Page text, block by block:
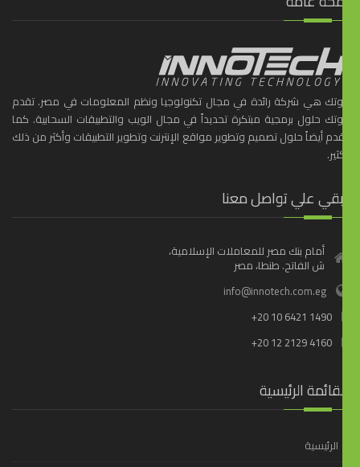
هي شركة رائدة في مجال تكنولوجيا ونظم المعلومات في مصر. تقدم
حلول برمجية مبتكرة تحديداً في مجال الويب والتطبيقات السحابية. كما
أيضاً حلول تصميم وتطوير مواقع الإنترنت وتطوير التطبيقات وأكثر من ذلك
علي تواصل معنا
أمام بنك مصر للمعاملات الإسلامية،
ش الفاتح. طنطا، مصر
info@innotech.com.eg
+20 10 6421 1490
+20 12 2129 4160
الرئيسية
الرئيسية